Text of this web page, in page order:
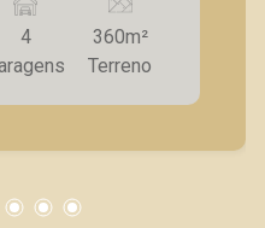
4 vagas de
4
360m²
Terreno